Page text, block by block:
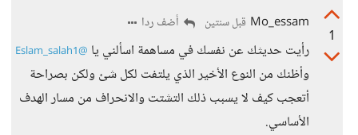
1
Mo_essam قبل سنتين أضف ردا
رأيت حديثك عن نفسك في مساهمة اسألني يا @Eslam_salah1
وأظنك من النوع الأخير الذي يلتفت لكل شئ ولكن بصراحة
أتعجب كيف لا يسبب ذلك التشتت والانحراف من مسار الهدف
الأساسي.